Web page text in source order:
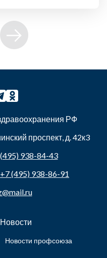
РФ
проспект, д. 42к3
938-84-43
+7 (495) 938-86-91
Новости
Новости профсоюза